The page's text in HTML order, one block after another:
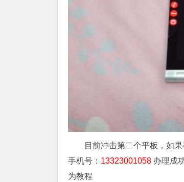
目前冲击第二个平板，如
手机号： 13323001058 办理成
为教程